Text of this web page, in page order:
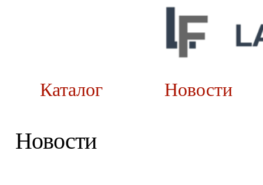
Каталог
Новости